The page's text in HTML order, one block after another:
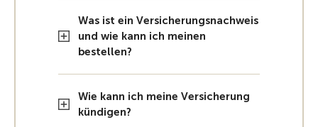
Was ist ein Versicherungsnachweis
und wie kann ich meinen
bestellen?
Wie kann ich meine Versicherung
kündigen?